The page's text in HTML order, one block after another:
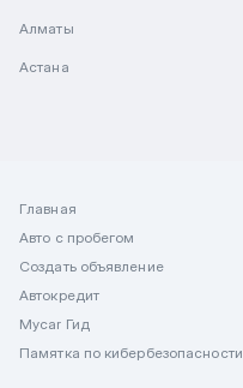
Алматы
Астана
Главная
Авто с пробегом
Создать объявление
Автокредит
Mycar Гид
Памятка по кибербезопасности